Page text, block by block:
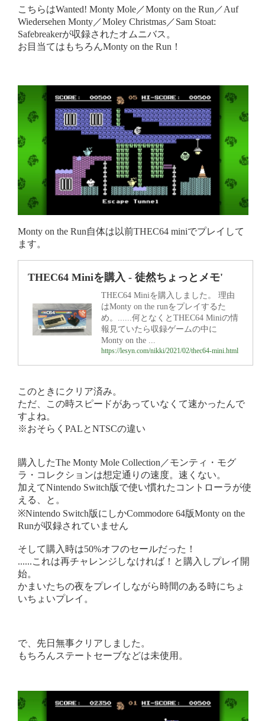
こちらはWanted! Monty Mole／Monty on the Run／Auf
Wiedersehen Monty／Moley Christmas／Sam Stoat:
Safebreakerが収録されたオムニバス。
お目当てはもちろんMonty on the Run！
Monty on the Run自体は以前THEC64 miniでプレイして
ます。
THEC64 Miniを購入 - 徒然ちょっとメモ'
THEC64 Miniを購入しました。 理由
はMonty on the runをプレイするた
め。......何となくとTHEC64 Miniの情
報見ていたら収録ゲームの中に
Monty on the ...
https://lesyn.com/nikki/2021/02/thec64-mini.html
このときにクリア済み。
ただ、この時スピードがあっていなくて速かったんで
すよね。
※おそらくPALとNTSCの違い
購入したThe Monty Mole Collection／モンティ・モグ
ラ・コレクションは想定通りの速度。速くない。
加えてNintendo Switch版で使い慣れたコントローラが使
える、と。
※Nintendo Switch版にしかCommodore 64版Monty on the
Runが収録されていません
そして購入時は50%オフのセールだった！
......これは再チャレンジしなければ！と購入しプレイ開
始。
かまいたちの夜をプレイしながら時間のある時にちょ
いちょいプレイ。
で、先日無事クリアしました。
もちろんステートセーブなどは未使用。